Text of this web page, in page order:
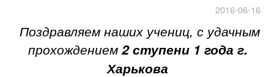
2016-06-16
Поздравляем наших учениц, с удачным
прохождением 2 ступени 1 года г.
Харькова